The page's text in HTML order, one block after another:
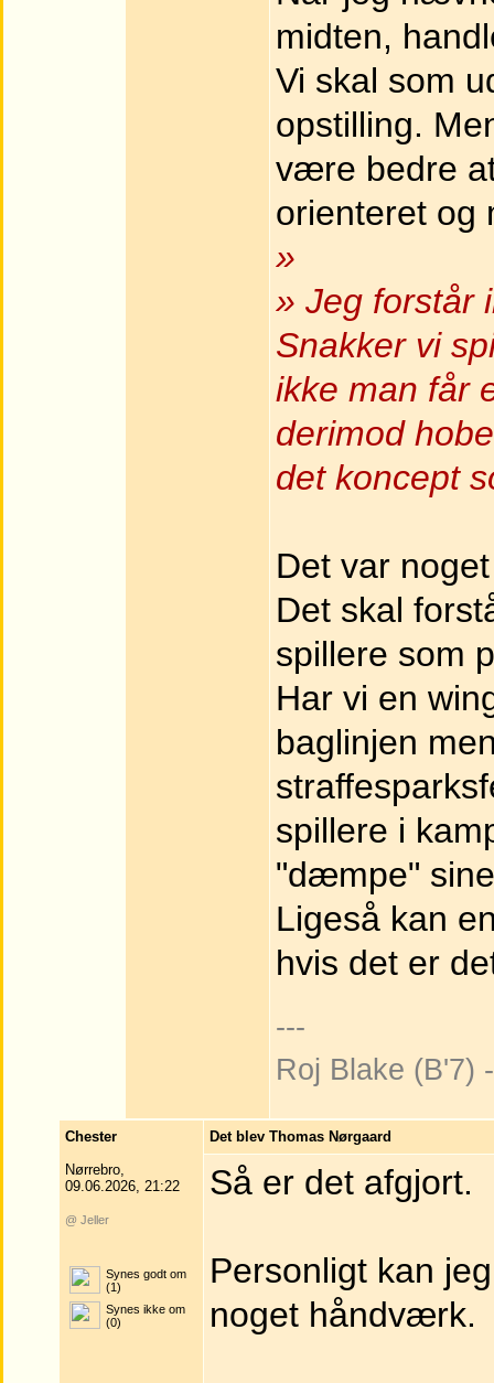
midten,
Vi skal som
opstilling.
være bedre
orienteret og
»
» Jeg forstår
Snakker vi
ikke man får
derimod
det koncept
Det var
Det skal
spillere som
Har vi en
baglinjen
spillere i
"dæmpe"
Ligeså kan
hvis det er
---
Roj Blake
Chester
Nørrebro,
09.06.2026, 21:22
@ Jeller
Synes godt om
(1)
Synes ikke om
(0)
Det blev Thomas Nørgaard
Så er det afgjort.
Personligt kan
noget håndværk.